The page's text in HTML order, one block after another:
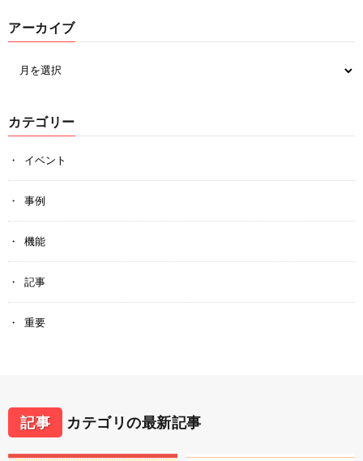
アーカイブ
カテゴリー
イベント
事例
機能
記事
重要
記事 カテゴリの最新記事